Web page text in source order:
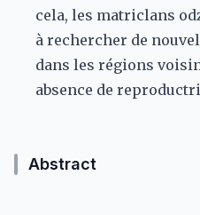
cela, les matriclans
à rechercher de
dans les régions
absence de
Abstract